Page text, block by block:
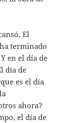
El
terminado
en el día de
día de
es el día
ahora?
el día de